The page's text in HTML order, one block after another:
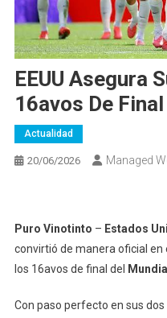
EEUU Asegura
16avos De
Actualidad
20/06/2026 Managed
Puro Vinotinto – Estados
convirtió de manera oficial
los 16avos de final del
Con paso perfecto en sus